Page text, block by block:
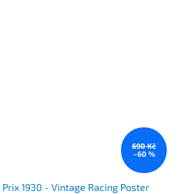
690 Kč
–60 %
1930 - Vintage Racing Poster